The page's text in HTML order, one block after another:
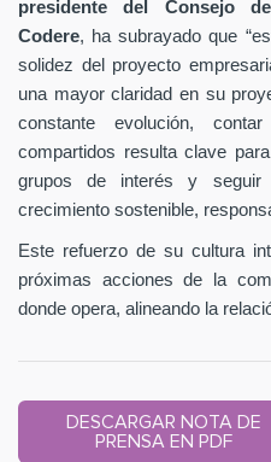
presidente del Consejo
Codere, ha subrayado que
solidez del proyecto
una mayor claridad en su
constante evolución,
compartidos resulta clave
grupos de interés y seguir
crecimiento sostenible,
Este refuerzo de su cultura
próximas acciones de la
donde opera, alineando la
DESCARGAR NOTA DE
PRENSA EN PDF